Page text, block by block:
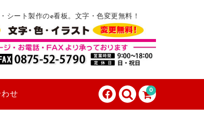
シート製作のe看板。文字・色変更無料！
0
せ